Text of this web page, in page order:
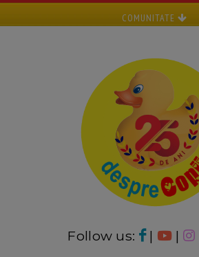
COMUNITATE
Follow us: | |